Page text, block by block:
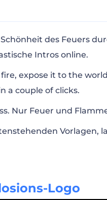
Logo
des Feuers
Intros online.
expose it to the
a couple of clicks.
Nur Feuer und
Vorlagen,
Logo